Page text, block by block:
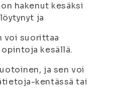
hakenut kesäksi
ja
voi suorittaa
kesällä.
ja sen voi
kentässä tai